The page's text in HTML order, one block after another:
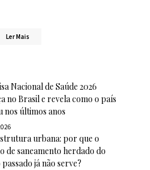
Ler Mais
Nacional de Saúde 2026
no Brasil e revela como o país
nos últimos anos
urbana: por que o
de saneamento herdado do
já não serve?